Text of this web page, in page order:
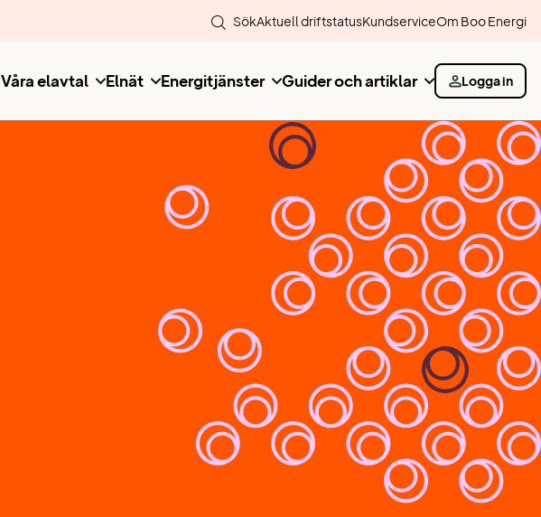
SökAktuell driftstatusKundserviceOm Boo Energi
Våra elavtal Elnät Energitjänster Guider och artiklar Logga in